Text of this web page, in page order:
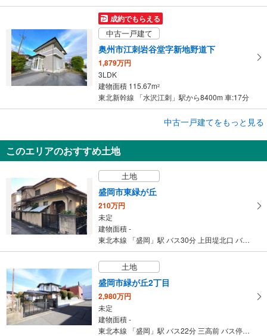
成約でもらえる
中古一戸建て
奥州市江刺岩谷堂字新地野道下
1,879万円
3LDK
建物面積 115.67m2
東北新幹線 「水沢江刺」駅から8400m 車:17分
奥州市江刺岩谷堂字向山
建物面積 91.08m2
東北新幹線 「水沢江刺」駅から7000m 車:14分
中古一戸建てをもっと見る
このエリアのおすすめ土地
土地
盛岡市東緑が丘
210万円
未定
建物面積 -
東北本線 「盛岡」駅 バス30分 上田堤北口 バス停下車 徒歩7分
土地
盛岡市緑が丘2丁目
2,980万円
未定
建物面積 -
東北本線 「盛岡」駅 バス22分 三高前 バス停下車 徒歩3分